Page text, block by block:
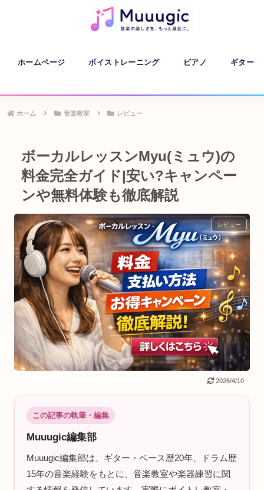
ホームページ ボイストレーニング ピアノ ギター
ホーム 音楽教室 レビュー
ボーカルレッスンMyu(ミュウ)の
料金完全ガイド|安い?キャンペー
ンや無料体験も徹底解説
レビュー
2026/4/10
この記事の執筆・編集
Muuugic編集部
Muuugic編集部は、ギター・ベース歴20年、ドラム歴
15年の音楽経験をもとに、音楽教室や楽器練習に関